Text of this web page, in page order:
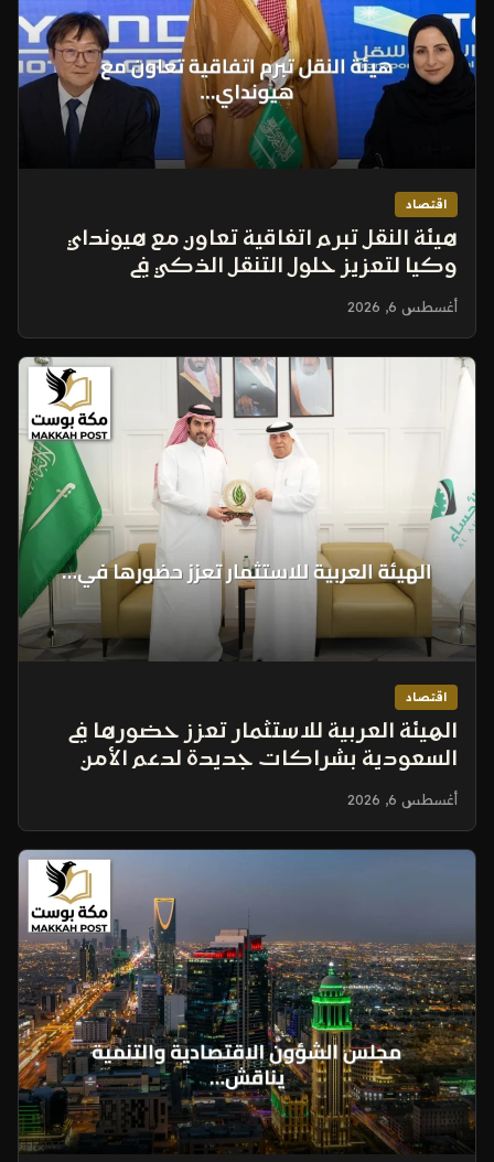
اقتصاد
هيئة النقل تبرم اتفاقية تعاون مع هيونداي
وكيا لتعزيز حلول التنقل الذكي في
السعودية
أغسطس 6, 2026
اقتصاد
الهيئة العربية للاستثمار تعزز حضورها في
السعودية بشراكات جديدة لدعم الأمن
الغذائي
أغسطس 6, 2026